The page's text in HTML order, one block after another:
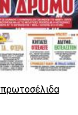
πρωτοσέλιδα